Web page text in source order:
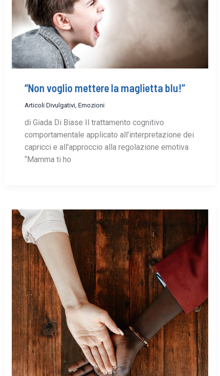
“Non voglio mettere la maglietta blu!”
Articoli Divulgativi, Emozioni
di Giada Di Biase Il trattamento cognitivo
comportamentale applicato all’interpretazione dei
capricci e all’approccio alla regolazione emotiva
“Mamma ti ho